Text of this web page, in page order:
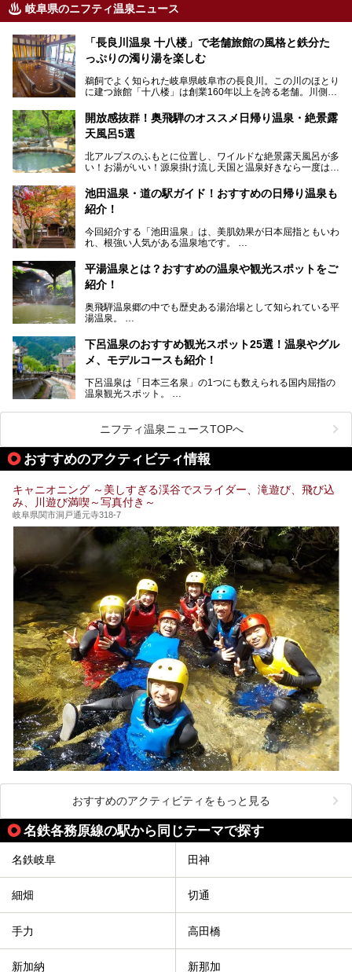
岐阜県のニフティ温泉ニュース
「長良川温泉 十八楼」で老舗旅館の風格と鉄分た
っぷりの濁り湯を楽しむ
鵜飼でよく知られた岐阜県岐阜市の長良川。この川のほとり
に建つ旅館「十八楼」は創業160年以上を誇る老舗。川側の
濁り湯で、地産地消にこだわった食事も定評があります。
そして大浴場は日帰り入浴もできるんですよ。泊まりでも日
岐阜の手仕事に触れる旅とともに楽しんでみてはいかがでし
ょう！
───
提供元：岐阜県【PR】
この記事は岐阜県のPR記事です。
開放感抜群！奥飛騨のオススメ日帰り温泉・絶景露
天風呂5選
北アルプスのふもとに位置し、ワイルドな絶景露天風呂が多
い！お湯がいい！源泉掛け流し天国と温泉好きなら一度は行
「平湯温泉」「福地温泉」「新平湯温泉」「栃尾温泉」「新
穂高温泉」と5つの温泉地を総称して奥飛騨温泉郷と呼びま
風呂を5ヶ所ご紹介したいと思います。いずれも素晴らしい
温泉ですよ！
池田温泉・道の駅ガイド！おすすめの日帰り温泉も
紹介！
今回紹介する「池田温泉」は、美肌効果が日本屈指ともいわ
れ、根強い人気がある温泉地です。
温泉旅として利用することができます。
池田温泉には道の駅があるなど、温泉、観光、買い物と、さ
そんな池田温泉の魅力を詳しく紹介していきます！
平湯温泉とは？おすすめの温泉や観光スポットをご
紹介！
奥飛騨温泉郷の中でも歴史ある湯治場として知られている平
湯温泉。
らの利用客も増え、ますます賑わいを見せています。そこで
今回は、平湯温泉の観光スポットとおすすめの温泉施設を紹
介します。気になる温泉をぜひチェックしてみてください。
下呂温泉のおすすめ観光スポット25選！温泉やグル
メ、モデルコースも紹介！
下呂温泉は「日本三名泉」の1つにも数えられる国内屈指の
温泉観光スポット。
のグルメを楽しんだり、周辺にある名所にも足を伸ばしたり
したいもの。
本記事では、下呂温泉エリアにあるおすすめの観光スポット
をご紹介するとともに散策する際のモデルコースもご提案。
下呂温泉観光をたっぷりとガイドします！
ニフティ温泉ニュースTOPへ
おすすめのアクティビティ情報
キャニオニング ～美しすぎる渓谷でスライダー、滝遊び、飛び込
み、川遊び満喫～写真付き～
岐阜県関市洞戸通元寺318-7
おすすめのアクティビティをもっと見る
名鉄各務原線の駅から同じテーマで探す
名鉄岐阜 田神
細畑 切通
手力 高田橋
新加納 新那加